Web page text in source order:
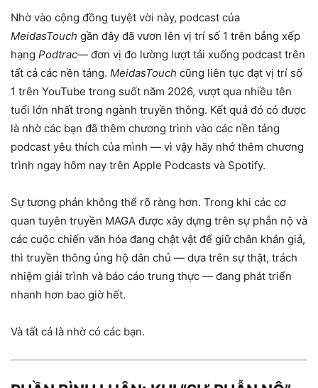
Nhờ vào cộng đồng tuyệt vời này, podcast của
MeidasTouch gần đây đã vươn lên vị trí số 1 trên bảng xếp
hạng Podtrac— đơn vị đo lường lượt tải xuống podcast trên
tất cả các nền tảng. MeidasTouch cũng liên tục đạt vị trí số
1 trên YouTube trong suốt năm 2026, vượt qua nhiều tên
tuổi lớn nhất trong ngành truyền thông. Kết quả đó có được
là nhờ các bạn đã thêm chương trình vào các nền tảng
podcast yêu thích của mình — vì vậy hãy nhớ thêm chương
trình ngay hôm nay trên Apple Podcasts và Spotify.
Sự tương phản không thể rõ ràng hơn. Trong khi các cơ
quan tuyên truyền MAGA được xây dựng trên sự phẫn nộ và
các cuộc chiến văn hóa đang chật vật để giữ chân khán giả,
thì truyền thông ủng hộ dân chủ — dựa trên sự thật, trách
nhiệm giải trình và báo cáo trung thực — đang phát triển
nhanh hơn bao giờ hết.
Và tất cả là nhờ có các bạn.